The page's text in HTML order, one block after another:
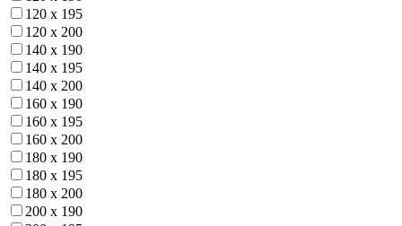
120 х 195
120 х 200
140 х 190
140 х 195
140 х 200
160 х 190
160 х 195
160 х 200
180 х 190
180 х 195
180 х 200
200 х 190